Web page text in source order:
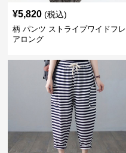
¥5,820 (税込)
柄 パンツ ストライプワイドフレ
アロング